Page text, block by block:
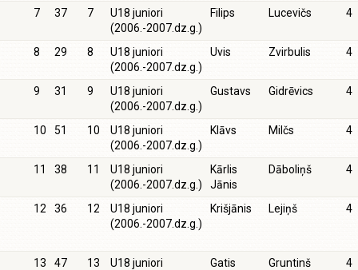
7 37 7
U18 juniori
(2006.-2007.dz.g.)
Filips Lucevičs 4
8 29 8
U18 juniori
(2006.-2007.dz.g.)
Uvis Zvirbulis 4
9 31 9
U18 juniori
(2006.-2007.dz.g.)
Gustavs Gidrēvics 4
10 51 10
U18 juniori
(2006.-2007.dz.g.)
Klāvs Milčs 4
11 38 11
U18 juniori
(2006.-2007.dz.g.)
Kārlis
Jānis
Dāboliņš 4
12 36 12
U18 juniori
(2006.-2007.dz.g.)
Krišjānis Lejiņš 4
13 47 13
U18 juniori
Gatis Gruntinš 4